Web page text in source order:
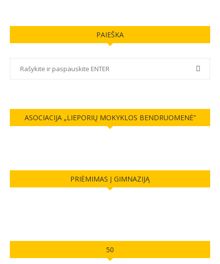
PAIEŠKA
ASOCIACIJA „LIEPORIŲ MOKYKLOS BENDRUOMENĖ”
PRIĖMIMAS Į GIMNAZIJĄ
50